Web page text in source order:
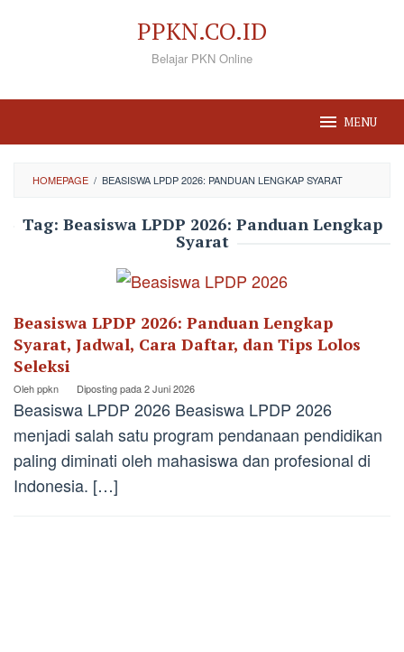
PPKN.CO.ID
Belajar PKN Online
MENU
HOMEPAGE / BEASISWA LPDP 2026: PANDUAN LENGKAP SYARAT
Tag: Beasiswa LPDP 2026: Panduan Lengkap
Syarat
Beasiswa LPDP 2026: Panduan Lengkap
Syarat, Jadwal, Cara Daftar, dan Tips Lolos
Seleksi
Olehppkn Diposting pada2 Juni 2026
Beasiswa LPDP 2026 Beasiswa LPDP 2026
menjadi salah satu program pendanaan pendidikan
paling diminati oleh mahasiswa dan profesional di
Indonesia. […]